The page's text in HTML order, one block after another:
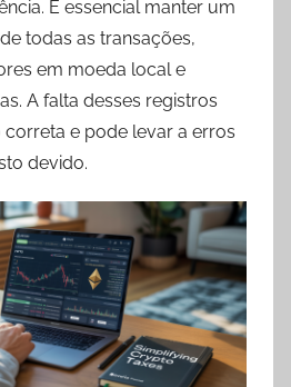
É essencial manter um
todas as transações,
em moeda local e
A falta desses registros
e pode levar a erros
devido.